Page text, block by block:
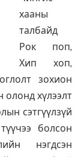
хааны
талбайд
Рок поп,
Хип хоп,
зохион
олонд хүлээлт
сэтгүүлзүй
болсон
нэгдсэн